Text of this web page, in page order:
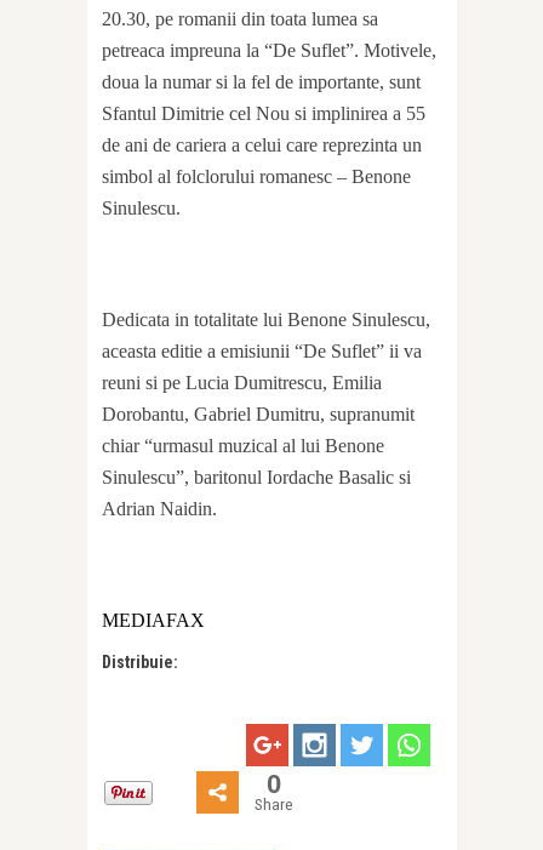
20.30, pe romanii din toata lumea sa
petreaca impreuna la “De Suflet”. Motivele,
doua la numar si la fel de importante, sunt
Sfantul Dimitrie cel Nou si implinirea a 55
de ani de cariera a celui care reprezinta un
simbol al folclorului romanesc – Benone
Sinulescu.
Dedicata in totalitate lui Benone Sinulescu,
aceasta editie a emisiunii “De Suflet” ii va
reuni si pe Lucia Dumitrescu, Emilia
Dorobantu, Gabriel Dumitru, supranumit
chiar “urmasul muzical al lui Benone
Sinulescu”, baritonul Iordache Basalic si
Adrian Naidin.
MEDIAFAX
Distribuie:
0
Share